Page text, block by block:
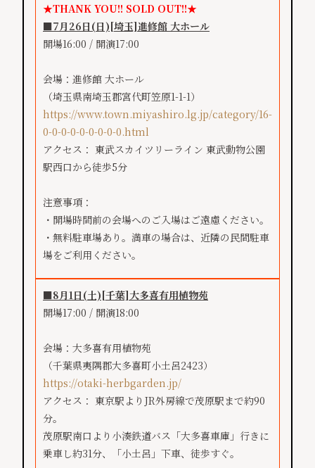
★THANK YOU!! SOLD OUT!!★
■7月26日(日)[埼玉]進修館 大ホール
開場16:00 / 開演17:00
会場：進修館 大ホール
（埼玉県南埼玉郡宮代町笠原1-1-1）
https://www.town.miyashiro.lg.jp/category/16-
0-0-0-0-0-0-0-0-0.html
アクセス： 東武スカイツリーライン 東武動物公園
駅西口から徒歩5分
注意事項：
・開場時間前の会場へのご入場はご遠慮ください。
・無料駐車場あり。満車の場合は、近隣の民間駐車
場をご利用ください。
■8月1日(土)[千葉]大多喜有用植物苑
開場17:00 / 開演18:00
会場：大多喜有用植物苑
（千葉県夷隅郡大多喜町小土呂2423）
https://otaki-herbgarden.jp/
アクセス： 東京駅よりJR外房線で茂原駅まで約90
分。
茂原駅南口より小湊鉄道バス「大多喜車庫」行きに
乗車し約31分、「小土呂」下車、徒歩すぐ。